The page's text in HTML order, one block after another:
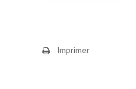
Imprimer